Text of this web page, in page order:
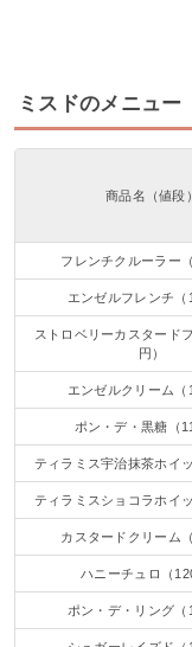
ミスドのメニュ
商品名（値段）
フレンチクルーラー
エンゼルフレンチ（
ストロベリーカスタード
円）
エンゼルクリーム（
ポン・デ・黒糖（
ティラミス宇治抹茶ホイ
ティラミスショコラホイ
カスタードクリーム
ハニーチュロ（
ポン・デ・リング（